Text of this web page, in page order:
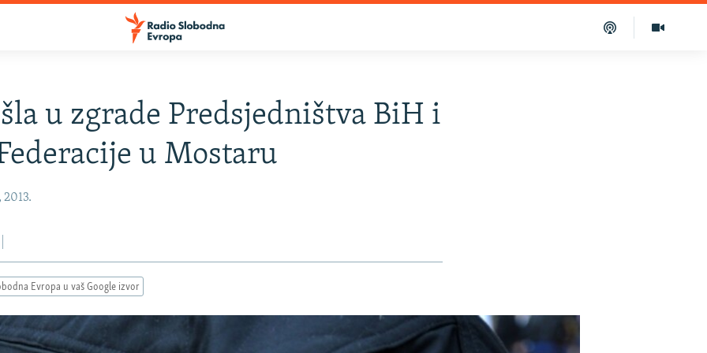
u zgrade Predsjedništva BiH i
u Mostaru
Evropa u vaš Google izvor